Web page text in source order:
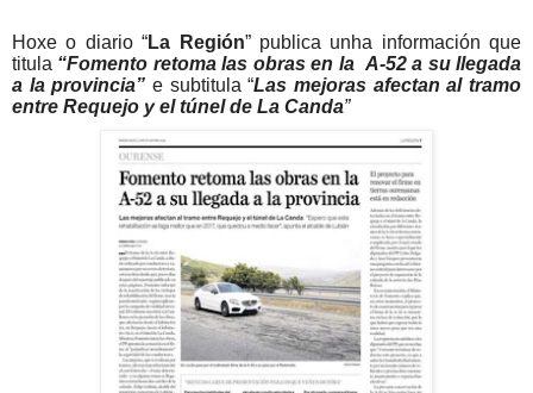
Hoxe o diario “La Región” publica unha información que
titula “Fomento retoma las obras en la A-52 a su llegada
a la provincia” e subtitula “Las mejoras afectan al tramo
entre Requejo y el túnel de La Canda”